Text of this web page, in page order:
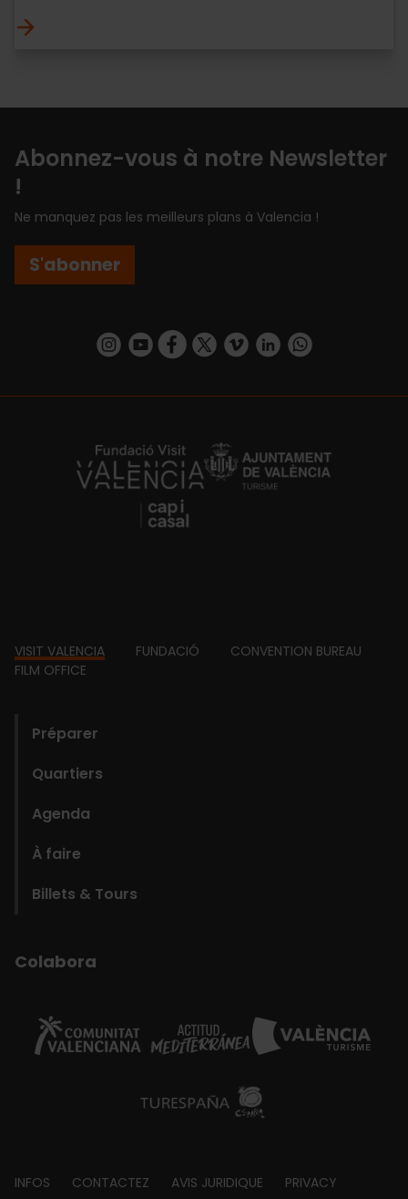
Abonnez-vous à notre Newsletter
!
Ne manquez pas les meilleurs plans à Valencia !
S'abonner
https://www.instagram.com/visit_valencia/
https://www.youtube.com/user/
https://www.facebook.com/
https://twitter.com/
https://vimeo.com/
https://www.linkedin.com/company/turismo-valencia/https://api.whatsapp.com/send/
https://fundacion.visitvalencia.com/
Footer
VISIT VALENCIA FUNDACIÓ
CONVENTION BUREAU
FILM OFFICE
Préparer
Quartiers
Agenda
À faire
Billets & Tours
Colabora
Footer
INFOS CONTACTEZ AVIS JURIDIQUE PRIVACY